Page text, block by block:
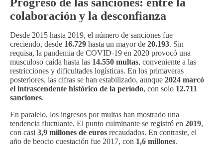
colaboración y la desconfianza
Desde 2015 hasta 2019, el número de sanciones fue
creciendo, desde 16.729 hasta un mayor de 20.193. Sin
requisa, la pandemia de COVID-19 en 2020 provocó una
musculoso caída hasta las 14.550 multas, conveniente a las
restricciones y dificultades logísticas. En los primaveras
posteriores, las cifras se han estabilizado, aunque 2024 marcó
el intrascendente histórico de la período, con solo 12.711
sanciones.
En paralelo, los ingresos por multas han mostrado una
tendencia fluctuante. El punto culminante se registró en 2019,
con casi 3,9 millones de euros recaudados. En contraste, el
año de beocio cuestación fue 2017, con 1,6 millones.